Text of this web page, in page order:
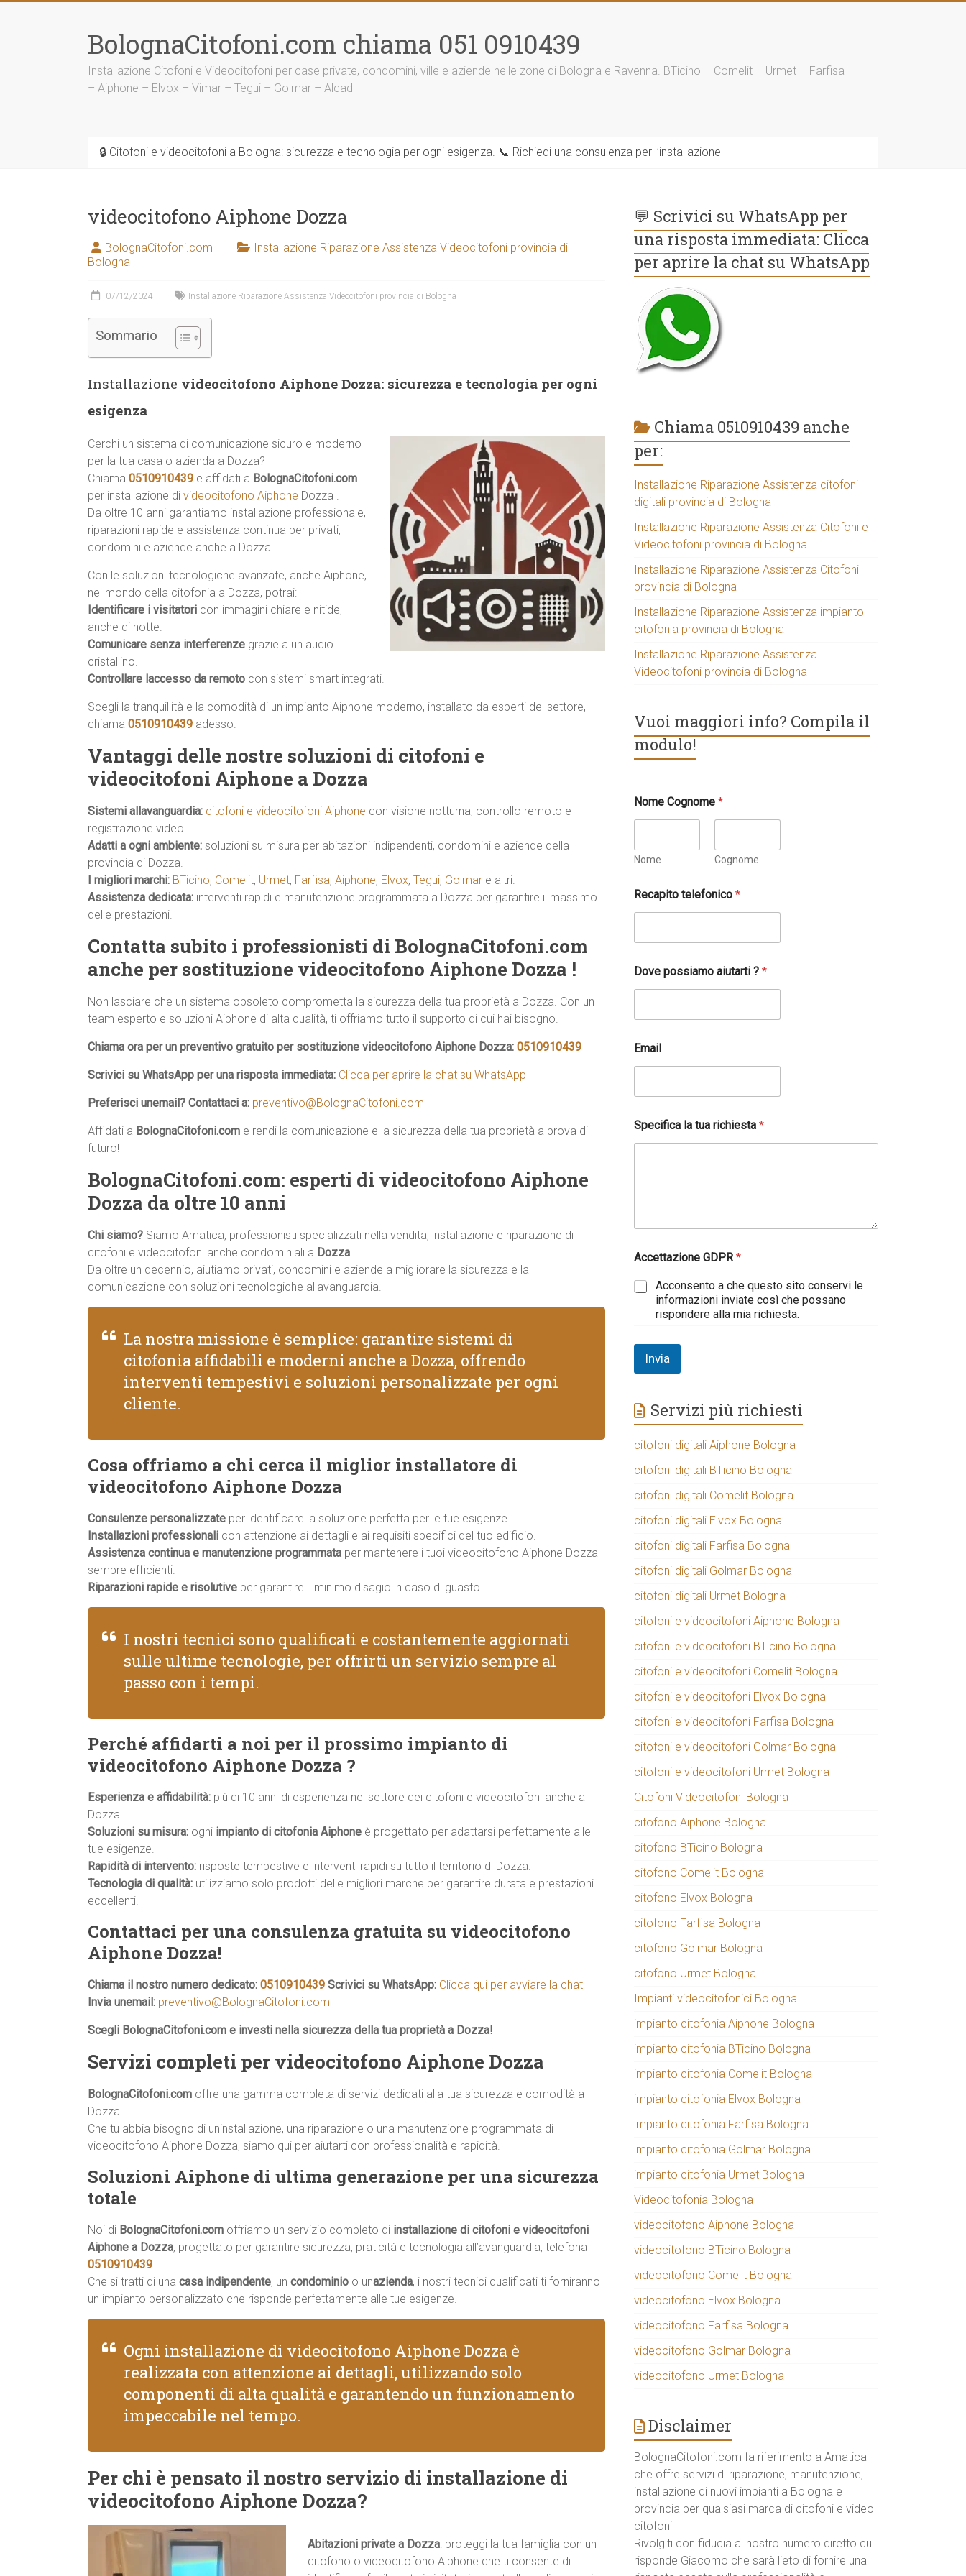
BolognaCitofoni.com chiama 051 0910439
Installazione Citofoni e Videocitofoni per case private, condomini, ville e aziende nelle zone di Bologna e Ravenna. BTicino – Comelit – Urmet – Farfisa
– Aiphone – Elvox – Vimar – Tegui – Golmar – Alcad
🔒 Citofoni e videocitofoni a Bologna: sicurezza e tecnologia per ogni esigenza. 📞 Richiedi una consulenza per l’installazione
videocitofono Aiphone Dozza
BolognaCitofoni.com
Installazione Riparazione Assistenza Videocitofoni provincia di
Bologna
07/12/2024 Installazione Riparazione Assistenza Videocitofoni provincia di Bologna
Sommario
Installazione videocitofono Aiphone Dozza: sicurezza e tecnologia per ogni
esigenza
Cerchi un sistema di comunicazione sicuro e moderno
per la tua casa o azienda a Dozza?
Chiama 0510910439 e affidati a BolognaCitofoni.com
per installazione di videocitofono Aiphone Dozza .
Da oltre 10 anni garantiamo installazione professionale,
riparazioni rapide e assistenza continua per privati,
condomini e aziende anche a Dozza.
Con le soluzioni tecnologiche avanzate, anche Aiphone,
nel mondo della citofonia a Dozza, potrai:
Identificare i visitatori con immagini chiare e nitide,
anche di notte.
Comunicare senza interferenze grazie a un audio
cristallino.
Controllare laccesso da remoto con sistemi smart integrati.
Scegli la tranquillità e la comodità di un impianto Aiphone moderno, installato da esperti del settore,
chiama 0510910439 adesso.
Vantaggi delle nostre soluzioni di citofoni e
videocitofoni Aiphone a Dozza
Sistemi allavanguardia: citofoni e videocitofoni Aiphone con visione notturna, controllo remoto e
registrazione video.
Adatti a ogni ambiente: soluzioni su misura per abitazioni indipendenti, condomini e aziende della
provincia di Dozza.
I migliori marchi: BTicino, Comelit, Urmet, Farfisa, Aiphone, Elvox, Tegui, Golmar e altri.
Assistenza dedicata: interventi rapidi e manutenzione programmata a Dozza per garantire il massimo
delle prestazioni.
Contatta subito i professionisti di BolognaCitofoni.com
anche per sostituzione videocitofono Aiphone Dozza !
Non lasciare che un sistema obsoleto comprometta la sicurezza della tua proprietà a Dozza. Con un
team esperto e soluzioni Aiphone di alta qualità, ti offriamo tutto il supporto di cui hai bisogno.
Chiama ora per un preventivo gratuito per sostituzione videocitofono Aiphone Dozza: 0510910439
Scrivici su WhatsApp per una risposta immediata: Clicca per aprire la chat su WhatsApp
Preferisci unemail? Contattaci a: preventivo@BolognaCitofoni.com
Affidati a BolognaCitofoni.com e rendi la comunicazione e la sicurezza della tua proprietà a prova di
futuro!
BolognaCitofoni.com: esperti di videocitofono Aiphone
Dozza da oltre 10 anni
Chi siamo? Siamo Amatica, professionisti specializzati nella vendita, installazione e riparazione di
citofoni e videocitofoni anche condominiali a Dozza.
Da oltre un decennio, aiutiamo privati, condomini e aziende a migliorare la sicurezza e la
comunicazione con soluzioni tecnologiche allavanguardia.
La nostra missione è semplice: garantire sistemi di
citofonia affidabili e moderni anche a Dozza, offrendo
interventi tempestivi e soluzioni personalizzate per ogni
cliente.
Cosa offriamo a chi cerca il miglior installatore di
videocitofono Aiphone Dozza
Consulenze personalizzate per identificare la soluzione perfetta per le tue esigenze.
Installazioni professionali con attenzione ai dettagli e ai requisiti specifici del tuo edificio.
Assistenza continua e manutenzione programmata per mantenere i tuoi videocitofono Aiphone Dozza
sempre efficienti.
Riparazioni rapide e risolutive per garantire il minimo disagio in caso di guasto.
I nostri tecnici sono qualificati e costantemente aggiornati
sulle ultime tecnologie, per offrirti un servizio sempre al
passo con i tempi.
Perché affidarti a noi per il prossimo impianto di
videocitofono Aiphone Dozza ?
Esperienza e affidabilità: più di 10 anni di esperienza nel settore dei citofoni e videocitofoni anche a
Dozza.
Soluzioni su misura: ogni impianto di citofonia Aiphone è progettato per adattarsi perfettamente alle
tue esigenze.
Rapidità di intervento: risposte tempestive e interventi rapidi su tutto il territorio di Dozza.
Tecnologia di qualità: utilizziamo solo prodotti delle migliori marche per garantire durata e prestazioni
eccellenti.
Contattaci per una consulenza gratuita su videocitofono
Aiphone Dozza!
Chiama il nostro numero dedicato: 0510910439 Scrivici su WhatsApp: Clicca qui per avviare la chat
Invia unemail: preventivo@BolognaCitofoni.com
Scegli BolognaCitofoni.com e investi nella sicurezza della tua proprietà a Dozza!
Servizi completi per videocitofono Aiphone Dozza
BolognaCitofoni.com offre una gamma completa di servizi dedicati alla tua sicurezza e comodità a
Dozza.
Che tu abbia bisogno di uninstallazione, una riparazione o una manutenzione programmata di
videocitofono Aiphone Dozza, siamo qui per aiutarti con professionalità e rapidità.
Soluzioni Aiphone di ultima generazione per una sicurezza
totale
Noi di BolognaCitofoni.com offriamo un servizio completo di installazione di citofoni e videocitofoni
Aiphone a Dozza, progettato per garantire sicurezza, praticità e tecnologia all’avanguardia, telefona
0510910439.
Che si tratti di una casa indipendente, un condominio o unazienda, i nostri tecnici qualificati ti forniranno
un impianto personalizzato che risponde perfettamente alle tue esigenze.
Ogni installazione di videocitofono Aiphone Dozza è
realizzata con attenzione ai dettagli, utilizzando solo
componenti di alta qualità e garantendo un funzionamento
impeccabile nel tempo.
Per chi è pensato il nostro servizio di installazione di
videocitofono Aiphone Dozza?
Abitazioni private a Dozza: proteggi la tua famiglia con un
citofono o videocitofono Aiphone che ti consente di
💬 Scrivici su WhatsApp per
una risposta immediata: Clicca
per aprire la chat su WhatsApp
Chiama 0510910439 anche
per:
Installazione Riparazione Assistenza citofoni
digitali provincia di Bologna
Installazione Riparazione Assistenza Citofoni e
Videocitofoni provincia di Bologna
Installazione Riparazione Assistenza Citofoni
provincia di Bologna
Installazione Riparazione Assistenza impianto
citofonia provincia di Bologna
Installazione Riparazione Assistenza
Videocitofoni provincia di Bologna
Vuoi maggiori info? Compila il
modulo!
Nome Cognome*
Nome Cognome
Recapito telefonico*
Dove possiamo aiutarti ?*
C
o
n
m
e
*
Email
Specifica la tua richiesta*
Accettazione GDPR*
Acconsento a che questo sito conservi le
informazioni inviate così che possano
rispondere alla mia richiesta.
Invia
Servizi più richiesti
citofoni digitali Aiphone Bologna
citofoni digitali BTicino Bologna
citofoni digitali Comelit Bologna
citofoni digitali Elvox Bologna
citofoni digitali Farfisa Bologna
citofoni digitali Golmar Bologna
citofoni digitali Urmet Bologna
citofoni e videocitofoni Aiphone Bologna
citofoni e videocitofoni BTicino Bologna
citofoni e videocitofoni Comelit Bologna
citofoni e videocitofoni Elvox Bologna
citofoni e videocitofoni Farfisa Bologna
citofoni e videocitofoni Golmar Bologna
citofoni e videocitofoni Urmet Bologna
Citofoni Videocitofoni Bologna
citofono Aiphone Bologna
citofono BTicino Bologna
citofono Comelit Bologna
citofono Elvox Bologna
citofono Farfisa Bologna
citofono Golmar Bologna
citofono Urmet Bologna
Impianti videocitofonici Bologna
impianto citofonia Aiphone Bologna
impianto citofonia BTicino Bologna
impianto citofonia Comelit Bologna
impianto citofonia Elvox Bologna
impianto citofonia Farfisa Bologna
impianto citofonia Golmar Bologna
impianto citofonia Urmet Bologna
Videocitofonia Bologna
videocitofono Aiphone Bologna
videocitofono BTicino Bologna
videocitofono Comelit Bologna
videocitofono Elvox Bologna
videocitofono Farfisa Bologna
videocitofono Golmar Bologna
videocitofono Urmet Bologna
Disclaimer
BolognaCitofoni.com fa riferimento a Amatica
che offre servizi di riparazione, manutenzione,
installazione di nuovi impianti a Bologna e
provincia per qualsiasi marca di citofoni e video
citofoni
Rivolgiti con fiducia al nostro numero diretto cui
risponde Giacomo che sarà lieto di fornire una